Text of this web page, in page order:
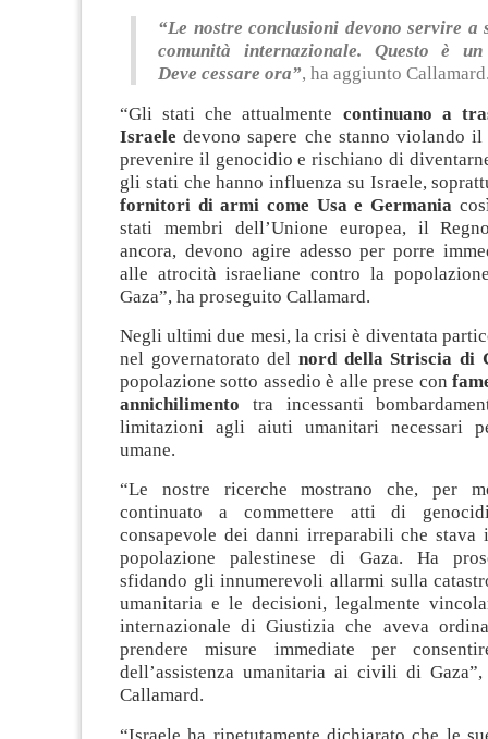
“Le nostre conclusioni devono servire a
comunità internazionale. Questo è un
Deve cessare ora”, ha aggiunto
“Gli stati che attualmente continuano a
Israele devono sapere che stanno violando
prevenire il genocidio e rischiano di
gli stati che hanno influenza su Israele,
fornitori di armi come Usa e Germania
stati membri dell’Unione europea, il
ancora, devono agire adesso per porre
alle atrocità israeliane contro la
Gaza”, ha proseguito Callamard.
Negli ultimi due mesi, la crisi è diventata
nel governatorato del nord della Striscia di
popolazione sotto assedio è alle prese con
annichilimento tra incessanti
limitazioni agli aiuti umanitari necessari
umane.
“Le nostre ricerche mostrano che, per
continuato a commettere atti di
consapevole dei danni irreparabili che stava
popolazione palestinese di Gaza. Ha
sfidando gli innumerevoli allarmi sulla
umanitaria e le decisioni, legalmente
internazionale di Giustizia che aveva
prendere misure immediate per
dell’assistenza umanitaria ai civili di
Callamard.